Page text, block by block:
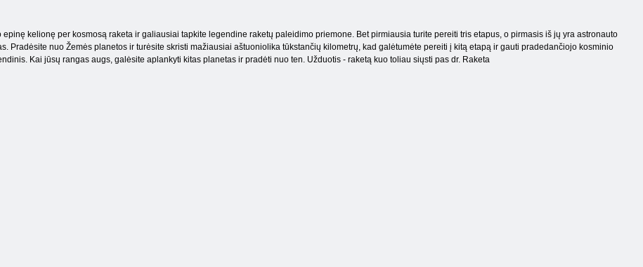
epinę kelionę per kosmosą raketa ir galiausiai tapkite legendine raketų paleidimo priemone. Bet pirmiausia turite pereiti tris etapus, o pirmasis iš jų yra astronauto
Pradėsite nuo Žemės planetos ir turėsite skristi mažiausiai aštuoniolika tūkstančių kilometrų, kad galėtumėte pereiti į kitą etapą ir gauti pradedančiojo kosminio
Kai jūsų rangas augs, galėsite aplankyti kitas planetas ir pradėti nuo ten. Užduotis - raketą kuo toliau siųsti pas dr. Raketa